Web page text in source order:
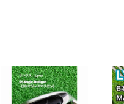
⭐️記載している
が自分達ように
転売目的、神経